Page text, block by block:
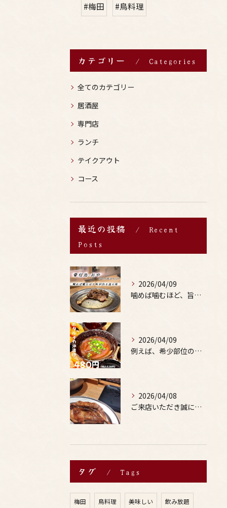
#梅田 #鳥料理
カテゴリー Categories
全てのカテゴリー
居酒屋
専門店
ランチ
テイクアウト
コース
最近の投稿
Recent
Posts
2026/04/09
噛めば噛むほど、旨みがあふれる。
2026/04/09
例えば、希少部位の串を試したり、季節限定の地酒を味わったりす...
2026/04/08
ご来店いただき誠にありがとうございます。
タグ Tags
梅田 鳥料理 美味しい 飲み放題